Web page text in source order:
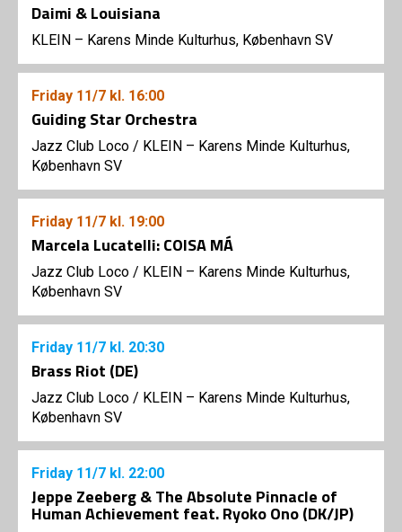
Daimi & Louisiana
KLEIN – Karens Minde Kulturhus, København SV
Friday 11/7 kl. 16:00
Guiding Star Orchestra
Jazz Club Loco / KLEIN – Karens Minde Kulturhus,
København SV
Friday 11/7 kl. 19:00
Marcela Lucatelli: COISA MÁ
Jazz Club Loco / KLEIN – Karens Minde Kulturhus,
København SV
Friday 11/7 kl. 20:30
Brass Riot (DE)
Jazz Club Loco / KLEIN – Karens Minde Kulturhus,
København SV
Friday 11/7 kl. 22:00
Jeppe Zeeberg & The Absolute Pinnacle of
Human Achievement feat. Ryoko Ono (DK/JP)